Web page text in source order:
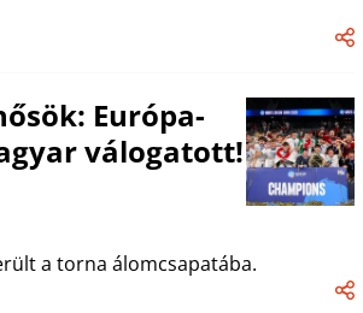
Európa-
válogatott!
a torna álomcsapatába.